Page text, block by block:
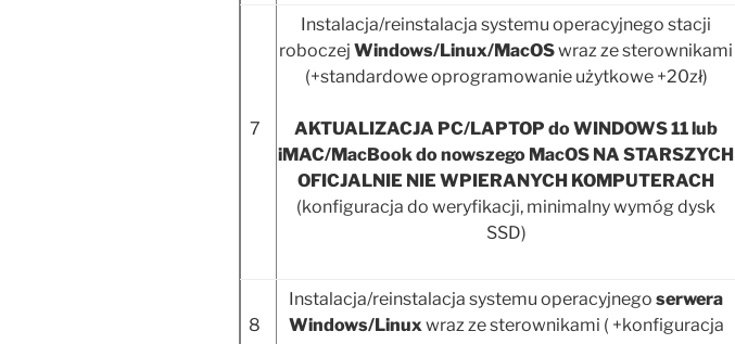
7
Instalacja/reinstalacja systemu operacyjnego stacji
roboczejWindows/Linux/MacOSwraz ze sterownikami
(+standardowe oprogramowanie użytkowe +20zł)
AKTUALIZACJA PC/LAPTOP do WINDOWS 11 lub
iMAC/MacBook do nowszego MacOS NA STARSZYCH
OFICJALNIE NIE WPIERANYCH KOMPUTERACH
(konfiguracja do weryfikacji, minimalny wymóg dysk
SSD)
8
Instalacja/reinstalacja systemu operacyjnegoserwera
Windows/Linuxwraz ze sterownikami ( +konfiguracja